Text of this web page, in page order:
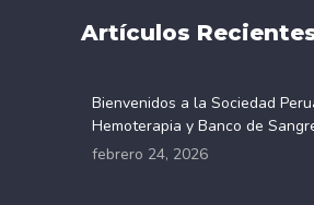
Artículos
Bienvenidos a la Sociedad
Hemoterapia y Banco de
febrero 24, 2026